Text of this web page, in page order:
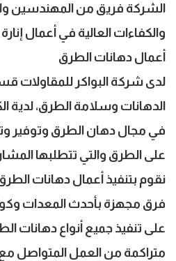
الشركة فريق من المهندسين
والكفاءات العالية في أعمال
أعمال دهانات الطرق
لدى شركة البواكر للمقاولات
الدهانات وسلامة الطرق، لدية
في مجال دهان الطرق وتوفير
على الطرق والتي تتطلبها
نقوم بتنفيذ أعمال دهانات
فرق مجهزة بأحدث المعدات
على تنفيذ جميع أنواع دهانات
متراكمة من العمل المتواصل